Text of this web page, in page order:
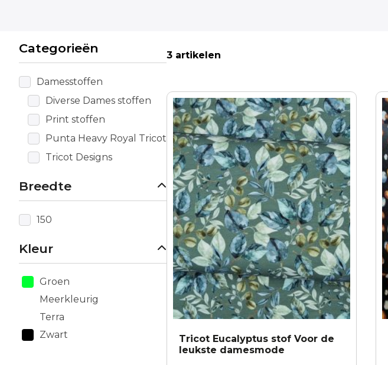
Categorieën
Damesstoffen
Diverse Dames stoffen
Print stoffen
Punta Heavy Royal Tricot
Tricot Designs
Breedte
150
Kleur
Groen
Meerkleurig
Terra
Zwart
3 artikelen
Tricot Eucalyptus stof Voor de
leukste damesmode